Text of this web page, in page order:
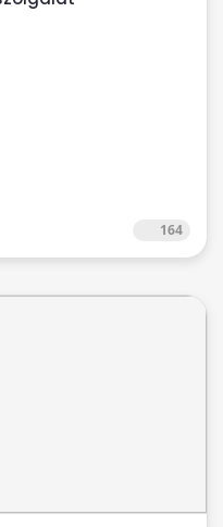
164